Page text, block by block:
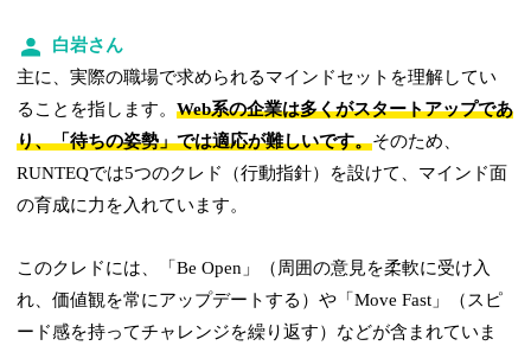
白岩さん
主に、実際の職場で求められるマインドセットを理解してい
ることを指します。Web系の企業は多くがスタートアップであ
り、「待ちの姿勢」では適応が難しいです。そのため、
RUNTEQでは5つのクレド（行動指針）を設けて、マインド面
の育成に力を入れています。
このクレドには、「Be Open」（周囲の意見を柔軟に受け入
れ、価値観を常にアップデートする）や「Move Fast」（スピ
ード感を持ってチャレンジを繰り返す）などが含まれていま